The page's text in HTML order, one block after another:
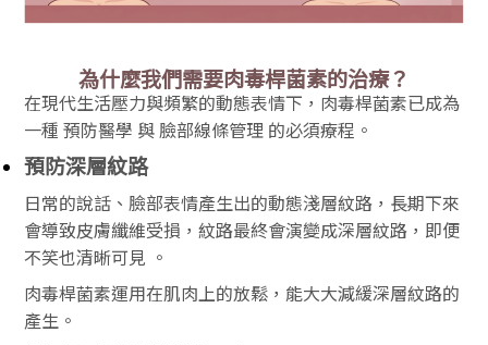
為什麼我們需要肉毒桿菌素的治療？
在現代生活壓力與頻繁的動態表情下，肉毒桿菌素已成為
一種 預防醫學 與 臉部線條管理 的必須療程。
預防深層紋路
日常的說話、臉部表情產生出的動態淺層紋路，長期下來
會導致皮膚纖維受損，紋路最終會演變成深層紋路，即便
不笑也清晰可見 。
肉毒桿菌素運用在肌肉上的放鬆，能大大減緩深層紋路的
產生。